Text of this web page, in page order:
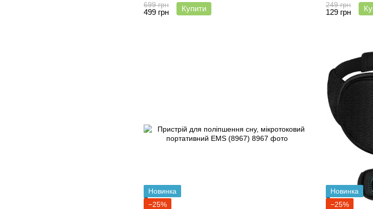
699 грн
499 грн Купити 249 грн
129 грн
Новинка
−25%
Новинка
−25%